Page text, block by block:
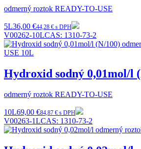
odmerný roztok READY-TO-USE
5L36,00 €44,28 € s DPH
V00262-10LCAS: 1310-73-2
Hydroxid sodný 0,01mol/l
odmerný roztok READY-TO-USE
10L69,00 €84,87 € s DPH
V00263-1LCAS: 1310-73-2